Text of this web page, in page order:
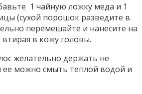
1 чайную ложку меда и 1
(сухой порошок разведите в
перемешайте и нанесите на
в кожу головы.
желательно держать не
ее можно смыть теплой водой и